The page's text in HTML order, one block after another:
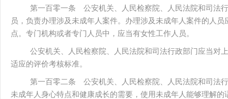
第一百零一条 公安机关、人民检察院、人民法院和司法
员，负责办理涉及未成年人案件。办理涉及未成年人案件的人
点。专门机构或者专门人员中，应当有女性工作人员。
公安机关、人民检察院、人民法院和司法行政部门应当对
适应的评价考核标准。
第一百零二条 公安机关、人民检察院、人民法院和司法
未成年人身心特点和健康成长的需要，使用未成年人能够理解